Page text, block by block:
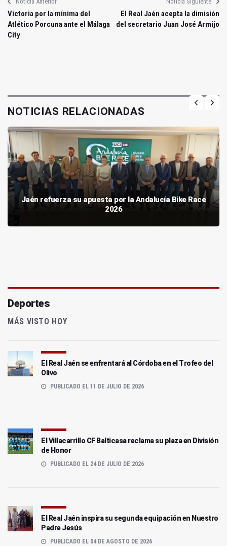
Victoria por la mínima del
Atlético Porcuna ante el Málaga
City
El Real Jaén acepta la dimisión
del secretario Juan José Armijo
NOTICIAS RELACIONADAS
Jaén refuerza su apuesta por la Andalucía Bike Race
2026
Deportes
MÁS VISTO HOY
El Real Jaén se enfrentará al Córdoba en el Trofeo del
Olivo
PUBLICADO EL 11 DE JULIO DE 2026
El Villacarrillo CF Balticasa reclama su plaza en División
de Honor
PUBLICADO EL 24 DE JULIO DE 2026
El Real Jaén inspira su segunda equipación en Nuestro
Padre Jesús
PUBLICADO EL 04 DE AGOSTO DE 2026